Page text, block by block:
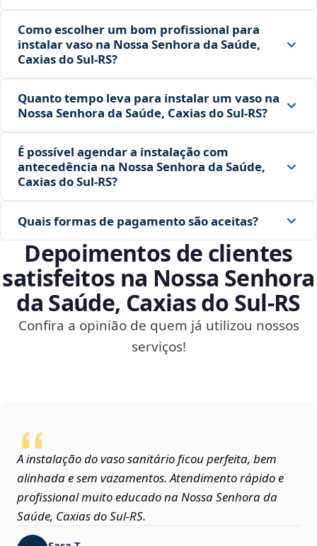
Como escolher um bom profissional para
instalar vaso na Nossa Senhora da Saúde,
Caxias do Sul‑RS?
Quanto tempo leva para instalar um vaso na
Nossa Senhora da Saúde, Caxias do Sul‑RS?
É possível agendar a instalação com
antecedência na Nossa Senhora da Saúde,
Caxias do Sul‑RS?
Quais formas de pagamento são aceitas?
Depoimentos de clientes
satisfeitos na Nossa Senhora
da Saúde, Caxias do Sul‑RS
Confira a opinião de quem já utilizou nossos
serviços!
A instalação do vaso sanitário ficou perfeita, bem
alinhada e sem vazamentos. Atendimento rápido e
profissional muito educado na Nossa Senhora da
Saúde, Caxias do Sul‑RS.